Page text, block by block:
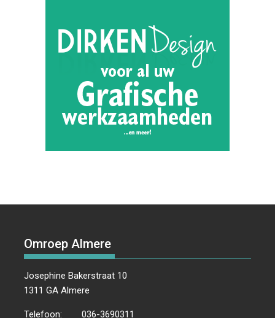
Omroep Almere
Josephine Bakerstraat 10
1311 GA Almere
Telefoon:
036-3690311